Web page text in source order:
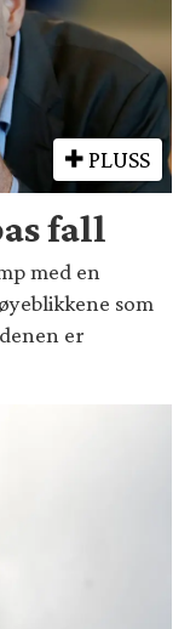
PLUSS
fall
med en
som
er